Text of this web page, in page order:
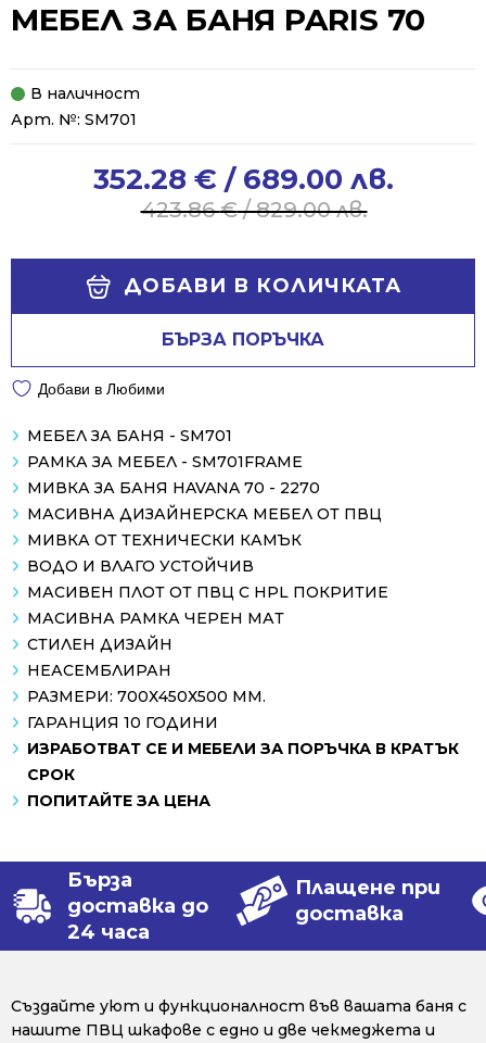
МЕБЕЛ ЗА БАНЯ PARIS 70
В наличност
Арт. №: SM701
423.86€/ 829.00 лв.
423.86 €
352.28 € / 689.00 лв.
352.28 €
ДОБАВИ В КОЛИЧКАТА
БЪРЗА ПОРЪЧКА
Добави в Любими
МЕБЕЛ ЗА БАНЯ - SM701
РАМКА ЗА МЕБЕЛ - SM701FRAME
МИВКА ЗА БАНЯ HAVANA 70 - 2270
МАСИВНА ДИЗАЙНЕРСКА МЕБЕЛ ОТ ПВЦ
МИВКА ОТ ТЕХНИЧЕСКИ КАМЪК
ВОДО И ВЛАГО УСТОЙЧИВ
МАСИВЕН ПЛОТ ОТ ПВЦ С HPL ПОКРИТИЕ
МАСИВНА РАМКА ЧЕРЕН МАТ
СТИЛЕН ДИЗАЙН
НЕАСЕМБЛИРАН
РАЗМЕРИ: 700Х450Х500 MM.
ГАРАНЦИЯ 10 ГОДИНИ
ИЗРАБОТВАТ СЕ И МЕБЕЛИ ЗА ПОРЪЧКА В КРАТЪК
СРОК
ПОПИТАЙТЕ ЗА ЦЕНА
Бърза
доставка до
24 часа
Плащене при
доставка
Създайте уют и функционалност във вашата баня с
нашите ПВЦ шкафове с едно и две чекмеджета и